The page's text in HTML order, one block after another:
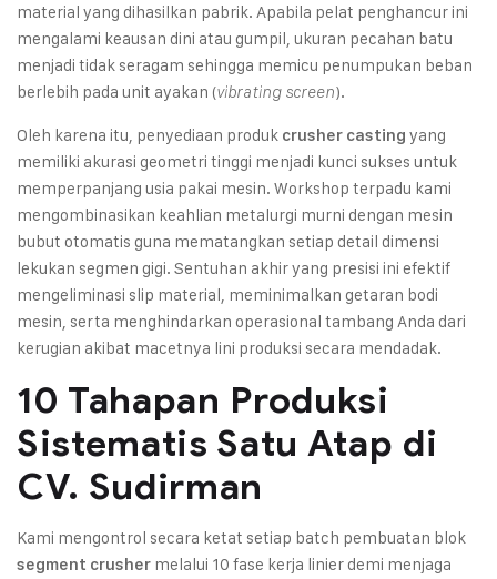
material yang dihasilkan pabrik. Apabila pelat penghancur ini
mengalami keausan dini atau gumpil, ukuran pecahan batu
menjadi tidak seragam sehingga memicu penumpukan beban
berlebih pada unit ayakan (vibrating screen).
Oleh karena itu, penyediaan produk crusher casting yang
memiliki akurasi geometri tinggi menjadi kunci sukses untuk
memperpanjang usia pakai mesin. Workshop terpadu kami
mengombinasikan keahlian metalurgi murni dengan mesin
bubut otomatis guna mematangkan setiap detail dimensi
lekukan segmen gigi. Sentuhan akhir yang presisi ini efektif
mengeliminasi slip material, meminimalkan getaran bodi
mesin, serta menghindarkan operasional tambang Anda dari
kerugian akibat macetnya lini produksi secara mendadak.
10 Tahapan Produksi
Sistematis Satu Atap di
CV. Sudirman
Kami mengontrol secara ketat setiap batch pembuatan blok
segment crusher melalui 10 fase kerja linier demi menjaga